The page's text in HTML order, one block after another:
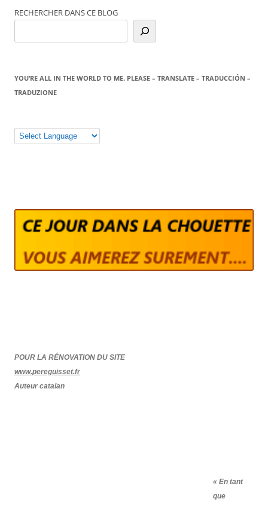
RECHERCHER DANS CE BLOG
YOU’RE ALL IN THE WORLD TO ME. PLEASE – TRANSLATE – TRADUCCIÓN –
TRADUZIONE
POUR LA RÉNOVATION DU SITE
www.pereguisset.fr
Auteur catalan
« En tant
que